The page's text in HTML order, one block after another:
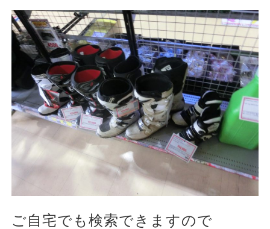
ご自宅でも検索できますので